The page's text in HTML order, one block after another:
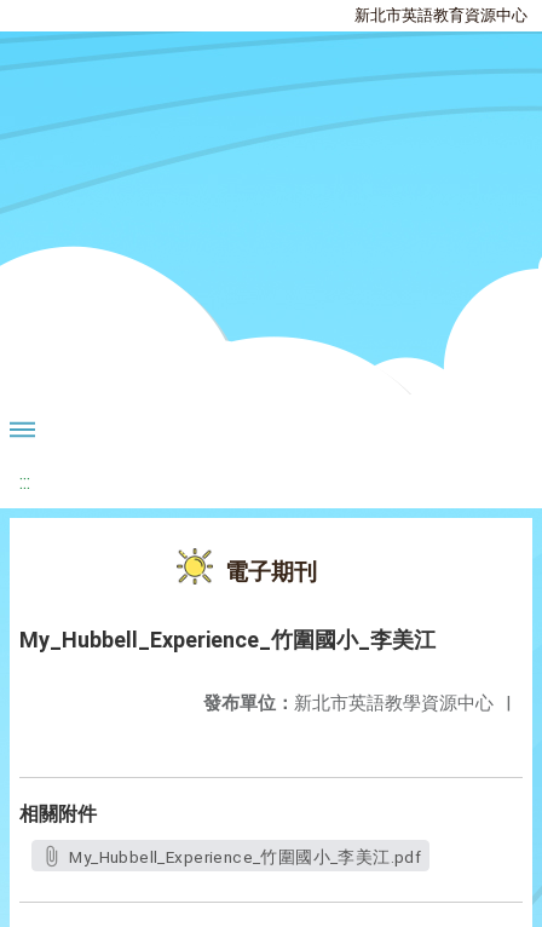
新北市英語教育資源中心
:::
電子期刊
My_Hubbell_Experience_竹圍國小_李美江
發布單位： 新北市英語教學資源中心 |
相關附件
My_Hubbell_Experience_竹圍國小_李美江.pdf